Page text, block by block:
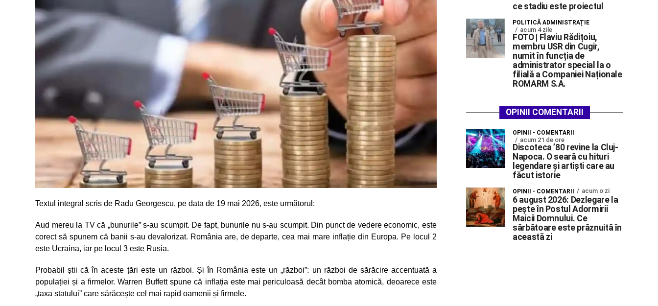
Textul integral scris de Radu Georgescu, pe data de 19 mai 2026, este următorul:
Aud mereu la TV că „bunurile” s-au scumpit. De fapt, bunurile nu s-au scumpit. Din punct de vedere economic, este
corect să spunem că banii s-au devalorizat. România are, de departe, cea mai mare inflație din Europa. Pe locul 2
este Ucraina, iar pe locul 3 este Rusia.
Probabil știi că în aceste țări este un război. Și în România este un „război”: un război de sărăcire accentuată a
populației și a firmelor. Warren Buffett spune că inflația este mai periculoasă decât bomba atomică, deoarece este
„taxa statului” care sărăcește cel mai rapid oamenii și firmele.
ce stadiu este proiectul
POLITICĂ ADMINISTRAȚIE
acum 4 zile
FOTO | Flaviu Rădițoiu,
membru USR din Cugir,
numit în funcția de
administrator special la o
filială a Companiei Naționale
ROMARM S.A.
OPINII COMENTARII
OPINII - COMENTARII
acum 21 de ore
Discoteca ’80 revine la Cluj-
Napoca. O seară cu hituri
legendare și artiști care au
făcut istorie
OPINII - COMENTARII acum o zi
6 august 2026: Dezlegare la
pește în Postul Adormirii
Maicii Domnului. Ce
sărbătoare este prăznuită în
această zi